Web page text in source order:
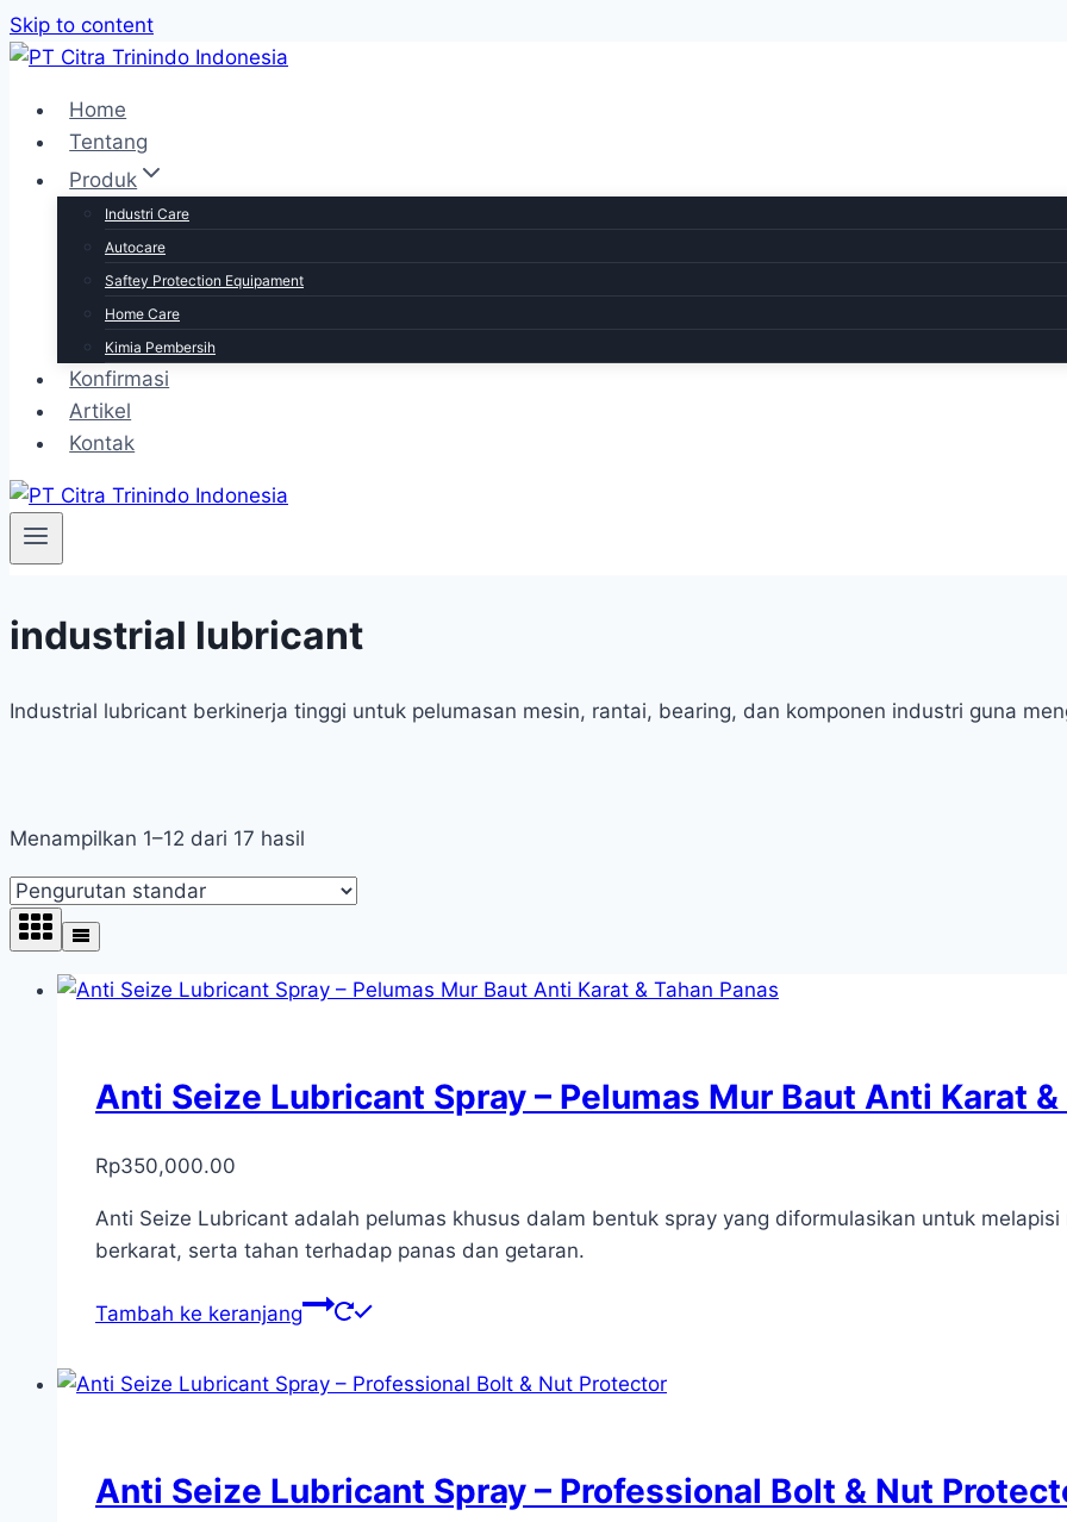
Skip to content
Home
Tentang
Produk
Industri Care
Autocare
Saftey Protection Equipament
Home Care
Kimia Pembersih
Konfirmasi
Artikel
Kontak
industrial lubricant
Industrial lubricant berkinerja tinggi untuk pelumasan mesin, rantai, bearing, dan komponen industri guna
Menampilkan 1–12 dari 17 hasil
Anti Seize Lubricant Spray – Pelumas Mur Baut Anti Karat &
Rp350,000.00
Anti Seize Lubricant adalah pelumas khusus dalam bentuk spray yang diformulasikan untuk
berkarat, serta tahan terhadap panas dan getaran.
Tambah ke keranjang
Anti Seize Lubricant Spray – Professional Bolt & Nut